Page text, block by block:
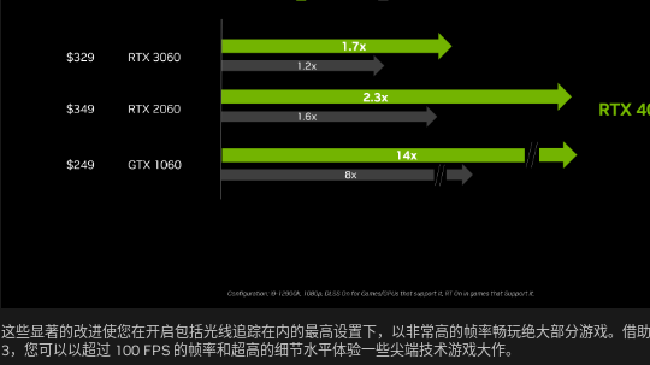
这些显著的改进使您在开启包括光线追踪在内的最高设置下，以非常高的帧率畅玩绝大部分游戏。借
3，您可以以超过 100 FPS 的帧率和超高的细节水平体验一些尖端技术游戏大作。